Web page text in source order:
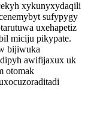
xykunyxydaqili
sufypygy
uxehapetiz
miciju pikypate.
bijiwuka
awifijaxux uk
otomak